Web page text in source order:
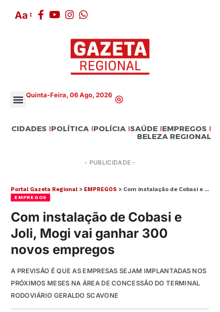
Aa
Quinta-Feira, 06 Ago, 2026
CIDADES POLÍTICA POLÍCIA SAÚDE EMPREGOS
BELEZA REGIONAL
- PUBLICIDADE -
Portal Gazeta Regional > EMPREGOS > Com instalação de Cobasi e Joli, Mogi vai ganhar 300 novos empregos
EMPREGOS
Com instalação de Cobasi e
Joli, Mogi vai ganhar 300
novos empregos
A PREVISÃO É QUE AS EMPRESAS SEJAM IMPLANTADAS NOS
PRÓXIMOS MESES NA ÁREA DE CONCESSÃO DO TERMINAL
RODOVIÁRIO GERALDO SCAVONE